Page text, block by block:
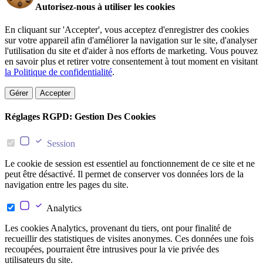
Autorisez-nous à utiliser les cookies
En cliquant sur 'Accepter', vous acceptez d'enregistrer des cookies
sur votre appareil afin d'améliorer la navigation sur le site, d'analyser
l'utilisation du site et d'aider à nos efforts de marketing. Vous pouvez
en savoir plus et retirer votre consentement à tout moment en visitant
la Politique de confidentialité.
Gérer Accepter
Réglages RGPD: Gestion Des Cookies
Session
Le cookie de session est essentiel au fonctionnement de ce site et ne
peut être désactivé. Il permet de conserver vos données lors de la
navigation entre les pages du site.
Analytics
Les cookies Analytics, provenant du tiers, ont pour finalité de
recueillir des statistiques de visites anonymes. Ces données une fois
recoupées, pourraient être intrusives pour la vie privée des
utilisateurs du site.